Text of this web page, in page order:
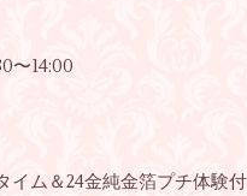
〜14:00
イム＆24金純金箔プチ体験